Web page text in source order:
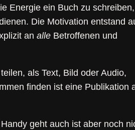
Energie ein Buch zu schreiben,
Die Motivation entstand
analle Betroffenen und
als Text, Bild oder Audio,
finden ist eine Publikation
geht auch ist aber noch